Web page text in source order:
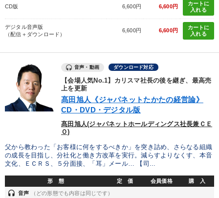
CD版 6,600円 6,600円
カートに
入れる
デジタル音声版
（配信＋ダウンロード）
6,600円 6,600円
カートに
入れる
音声・動画 ダウンロード対応
【会場人気No.1】カリスマ社長の後を継ぎ、最高売
上を更新
髙田旭人《ジャパネットたかたの経営論》
CD・DVD・デジタル版
髙田旭人(ジャパネットホールディングス社長兼ＣＥ
Ｏ)
父から教わった「お客様に何をするべきか」を突き詰め、さらなる組織
の成長を目指し、分社化と働き方改革を実行。減らすよりなくす、本音
文化、ＥＣＲＳ、５分面接、「耳」メール… 【司...
形 態 定 価 会員価格 購 入
headset 音声 （どの形態でも内容は同じです）